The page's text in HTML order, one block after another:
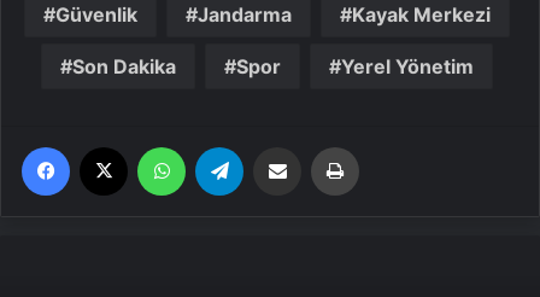
Güvenlik Jandarma Kayak Merkezi
Son Dakika Spor Yerel Yönetim
Facebook WhatsApp Email'den paylaş